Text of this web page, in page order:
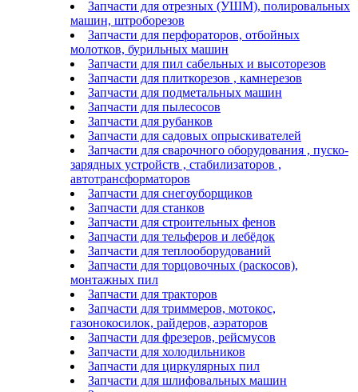
Запчасти для отрезных (УШМ), полировальных
машин, штроборезов
Запчасти для перфораторов, отбойных
молотков, бурильных машин
Запчасти для пил сабельных и высоторезов
Запчасти для плиткорезов , камнерезов
Запчасти для подметальных машин
Запчасти для пылесосов
Запчасти для рубанков
Запчасти для садовых опрыскивателей
Запчасти для сварочного оборудования , пуско-
зарядных устройств , стабилизаторов ,
автотрансформаторов
Запчасти для снегоуборщиков
Запчасти для станков
Запчасти для строительных фенов
Запчасти для тельферов и лебёдок
Запчасти для теплооборудований
Запчасти для торцовочных (раскосов),
монтажных пил
Запчасти для тракторов
Запчасти для триммеров, мотокос,
газонокосилок, райдеров, аэраторов
Запчасти для фрезеров, рейсмусов
Запчасти для холодильников
Запчасти для циркулярных пил
Запчасти для шлифовальных машин